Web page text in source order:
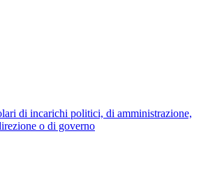
di incarichi politici, di amministrazione,
o di governo